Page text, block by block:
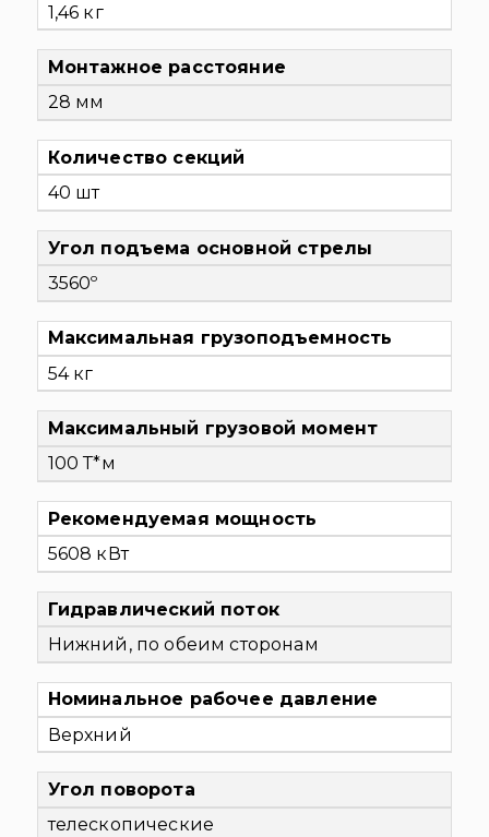
1,46 кг
Монтажное расстояние
28 мм
Количество секций
40 шт
Угол подъема основной стрелы
3560º
Максимальная грузоподъемность
54 кг
Максимальный грузовой момент
100 Т*м
Рекомендуемая мощность
5608 кВт
Гидравлический поток
Нижний, по обеим сторонам
Номинальное рабочее давление
Верхний
Угол поворота
телескопические